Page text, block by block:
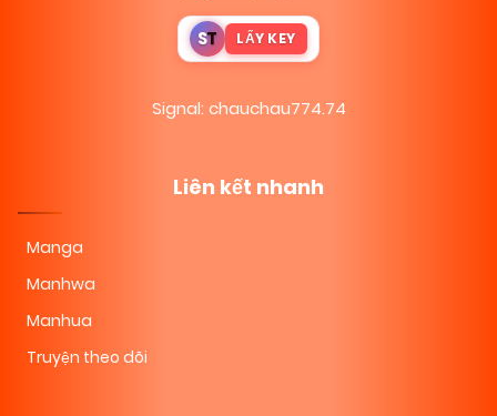
ST LẤY KEY
Signal: chauchau774.74
Liên kết nhanh
Manga
Manhwa
Manhua
Truyện theo dõi